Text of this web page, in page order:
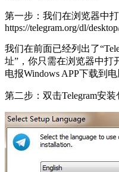
第一步：我们在浏览器中打
https://telegram.org/dl/
我们在前面已经列出了
址”，你只需在浏览器中打
电报Windows APP下载到电
第二步：双击Telegram安